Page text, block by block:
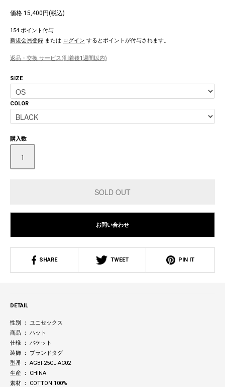
価格 15,400円(税込)
154 ポイント付与
新規会員登録 または ログイン するとポイントが付与されます。
返品・交換 サービス(到着後1週間以内)
SIZE
COLOR
購入数
お問い合わせ
SHARE TWEET PIN IT
DETAIL
性別 ： ユニセックス
商品 ： ハット
仕様 ： バケット
装飾 ： ブランドタグ
型番 ： AGBI-25CL-AC02
生産 ： CHINA
素材 ： COTTON 100%